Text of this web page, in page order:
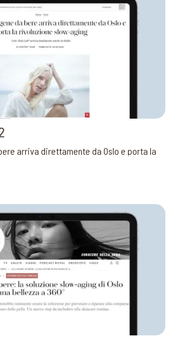
arriva direttamente da Oslo e porta la